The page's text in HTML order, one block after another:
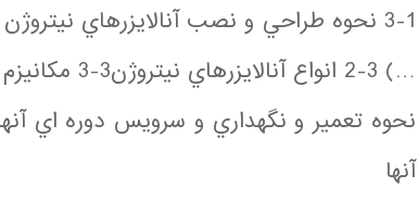
3-1 نحوه طراحي و نصب آنالايزرهاي
آنها